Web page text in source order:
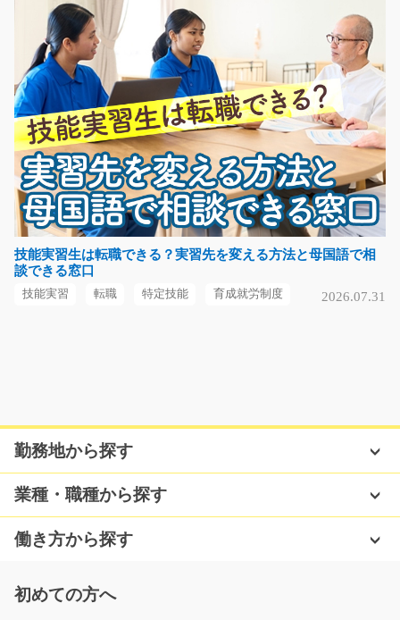
長期（3ヶ月以上）
時給1200円～
福岡県行橋市
気になる
フォークリフトで農機具の入出荷作業/y04_00492
農機具を扱っている工場でのフォークリフトを使用して
のピッキング及び仕…
長期（3ヶ月以上）
時給1450円
栃木県宇都宮市
＼シンプル＆かんたん！初めての方でも安心♪／ 軽くて
扱いやすいプラスチ…
長期（3ヶ月以上）
時給1200円
愛知県豊川市
技能実習生は転職できる？実習先を変える方法と母国語で相
談できる窓口
技能実習 転職 特定技能 育成就労制度 2026.07.31
勤務地から探す
業種・職種から探す
働き方から探す
初めての方へ